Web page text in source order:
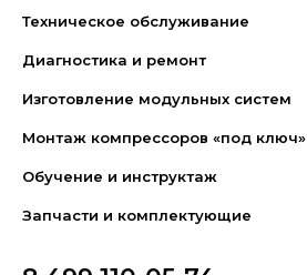
Техническое обслуживание
Диагностика и ремонт
Изготовление модульных систем
Монтаж компрессоров «под ключ»
Обучение и инструктаж
Запчасти и комплектующие